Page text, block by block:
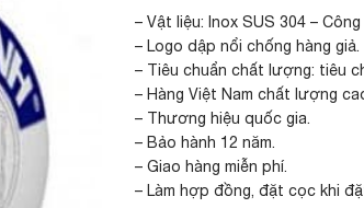
g
ố
c
l
à
:
6
7
,
5
i
:
– Vật liệu: Inox SUS 304 –
– Logo dập nổi chống hàng giả.
– Tiêu chuẩn chất lượng: tiêu
– Hàng Việt Nam chất lượng
– Thương hiệu quốc gia.
– Bảo hành 12 năm.
– Giao hàng miễn phí.
– Làm hợp đồng, đặt cọc khi